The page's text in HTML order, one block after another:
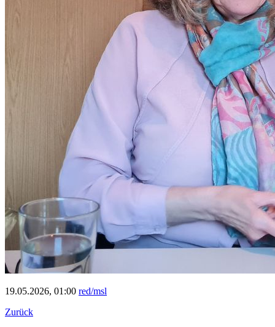
19.05.2026, 01:00 red/msl
Zurück